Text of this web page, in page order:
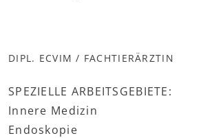
DIPL. ECVIM / FACHTIERÄRZTIN
SPEZIELLE ARBEITSGEBIETE:
Innere Medizin
Endoskopie